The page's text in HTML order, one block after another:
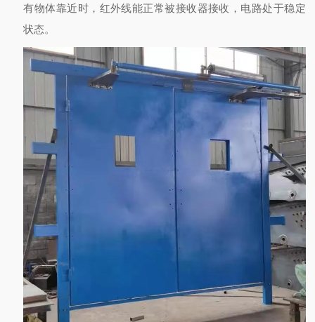
有物体靠近时，红外线能正常被接收器接收，电路处于稳定
状态。